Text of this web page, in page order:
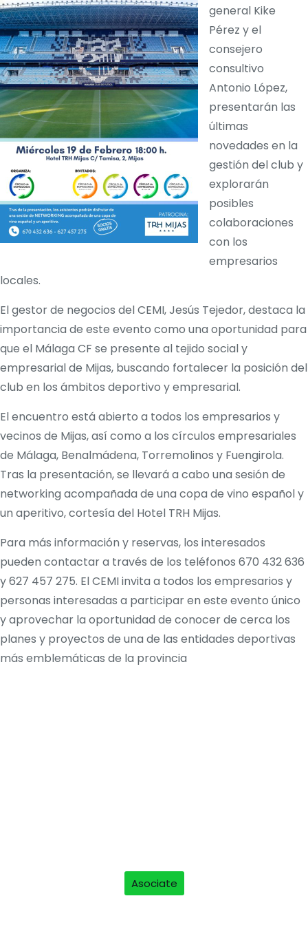
general Kike
Pérez y el
consejero
consultivo
Antonio López,
presentarán las
últimas
novedades en la
gestión del club y
explorarán
posibles
colaboraciones
con los
empresarios
locales. ​
El gestor de negocios del CEMI, Jesús Tejedor, destaca la
importancia de este evento como una oportunidad para
que el Málaga CF se presente al tejido social y
empresarial de Mijas, buscando fortalecer la posición del
club en los ámbitos deportivo y empresarial. ​
El encuentro está abierto a todos los empresarios y
vecinos de Mijas, así como a los círculos empresariales
de Málaga, Benalmádena, Torremolinos y Fuengirola.
Tras la presentación, se llevará a cabo una sesión de
networking acompañada de una copa de vino español y
un aperitivo, cortesía del Hotel TRH Mijas. ​
Para más información y reservas, los interesados
pueden contactar a través de los teléfonos 670 432 636
y 627 457 275. El CEMI invita a todos los empresarios y
personas interesadas a participar en este evento único
y aprovechar la oportunidad de conocer de cerca los
planes y proyectos de una de las entidades deportivas
más emblemáticas de la provincia
Asociate